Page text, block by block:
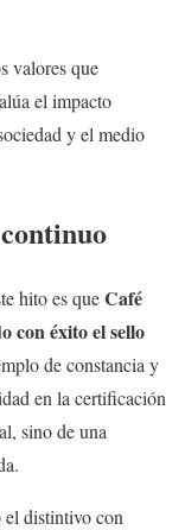
valores que
el impacto
y el medio
hito es queCafé
con éxito el sello
de constancia y
en la certificación
sino de una
distintivo con